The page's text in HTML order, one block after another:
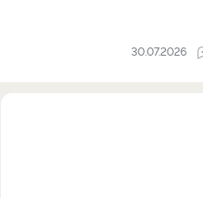
30.07.2026